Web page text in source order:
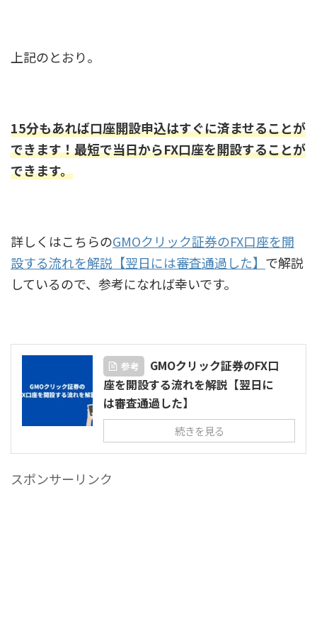
上記のとおり。
15分もあれば口座開設申込はすぐに済ませることが
できます！最短で当日からFX口座を開設することが
できます。
詳しくはこちらのGMOクリック証券のFX口座を開
設する流れを解説【翌日には審査通過した】 で解説
しているので、参考になれば幸いです。
参考
GMOクリック証券のFX口
座を開設する流れを解説【翌日に
は審査通過した】
続きを見る
スポンサーリンク